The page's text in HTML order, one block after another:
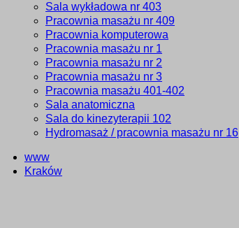
Sala wykładowa nr 403
Pracownia masażu nr 409
Pracownia komputerowa
Pracownia masażu nr 1
Pracownia masażu nr 2
Pracownia masażu nr 3
Pracownia masażu 401-402
Sala anatomiczna
Sala do kinezyterapii 102
Hydromasaż / pracownia masażu nr 16
www
Kraków